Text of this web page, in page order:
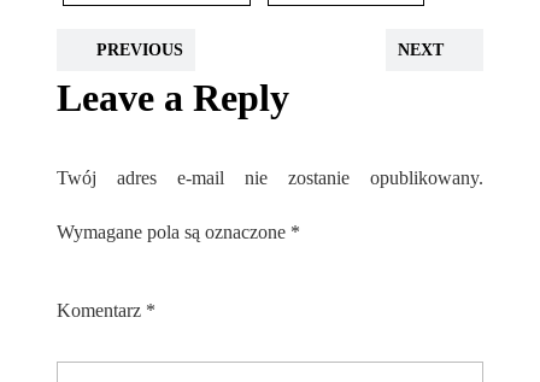
PREVIOUS NEXT
Leave a Reply
Twój adres e-mail nie zostanie opublikowany.
Wymagane pola są oznaczone *
Komentarz *